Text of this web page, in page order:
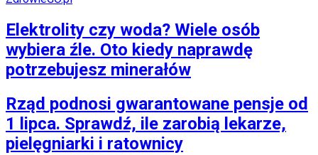
Elektrolity czy woda? Wiele osób
wybiera źle. Oto kiedy naprawdę
potrzebujesz minerałów
Rząd podnosi gwarantowane pensje od
1 lipca. Sprawdź, ile zarobią lekarze,
pielęgniarki i ratownicy